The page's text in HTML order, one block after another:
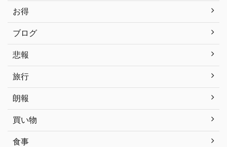
お得
ブログ
悲報
旅行
朗報
買い物
食事